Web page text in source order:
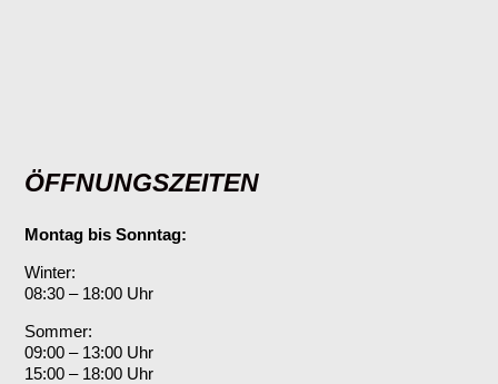
ÖFFNUNGSZEITEN
Montag bis Sonntag:
Winter:
08:30 – 18:00 Uhr
Sommer:
09:00 – 13:00 Uhr
15:00 – 18:00 Uhr